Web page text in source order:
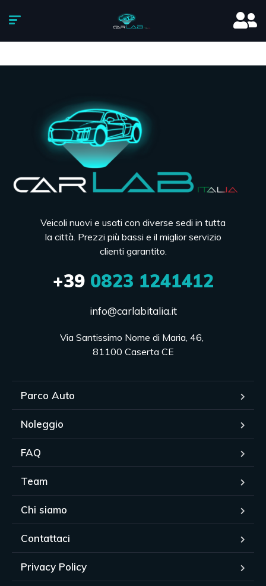
Veicoli nuovi e usati con diverse sedi in tutta
la città. Prezzi più bassi e il miglior servizio
clienti garantito.
+390823 1241412
info@carlabitalia.it
Via Santissimo Nome di Maria, 46,
81100 Caserta CE
Parco Auto
Noleggio
FAQ
Team
Chi siamo
Contattaci
Privacy Policy